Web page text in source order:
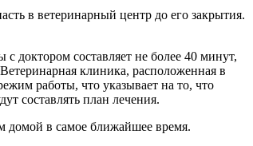
в ветеринарный центр до его закрытия.
доктором составляет не более 40 минут,
клиника, расположенная в
работы, что указывает на то, что
составлять план лечения.
домой в самое ближайшее время.